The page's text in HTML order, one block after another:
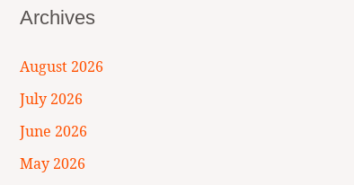
Archives
August 2026
July 2026
June 2026
May 2026